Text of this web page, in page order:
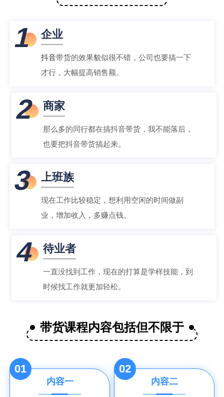
1 企业
抖音带货的效果貌似很不错，公司也要搞一下
才行，大幅提高销售额。
2 商家
那么多的同行都在搞抖音带货，我不能落后，
也要把抖音带货搞起来。
3 上班族
现在工作比较稳定，想利用空闲的时间做副
业，增加收入，多赚点钱。
4 待业者
一直没找到工作，现在的打算是学样技能，到
时候找工作就更加轻松。
带货课程内容包括但不限于
01
内容一
02
内容二